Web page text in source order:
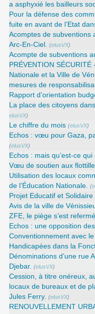
a asphyxié les bailleurs
Pour la défense des
fuite en avant de l’Etat
Acomptes de subventions
Arc-En-Ciel. (elusVX)
Acompte de subventions
PRÉVENTION
Nationale et la Ville de
mesures de
Rapport d’orientation
La place des citoyens
elusVX)
Le chiffre du mois (elusVX)
Echos : vœu pour Gaza,
(elusVX)
Echos : mais qu’est-ce
Vœu de soutien aux
Utilisation des locaux
de l’Éducation Nationale. (
Projet Educatif et Solidaire
Avis de la ville de
ZFE, le piège s’est refermé
Echos : une opposition
Conventionnement avec
Handicapées dans la
Dénominations d’une rue
Djebar. (elusVX)
Cession, à titre onéreux,
locaux de bureaux et de
Jules Ferry. (elusVX)
RENOUVELLEMENT